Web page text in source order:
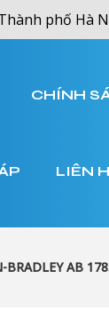
phố Hà
CHÍNH
LIÊN
BRADLEY AB